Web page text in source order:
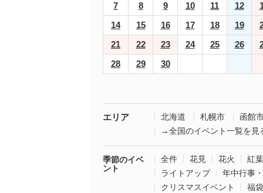
7
8 9 10 11 12
14
15 16 17 18 19
21
22 23 24 25 26
28
29 30
エリア 北海道 札幌市
函館
→全国のイベント一覧を見
季節のイベ
ント
全件 花見 花火
紅葉
ライトアップ
年中行事
クリスマスイベント
福